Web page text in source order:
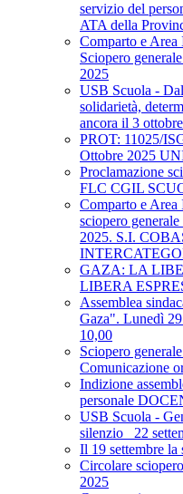
servizio del
ATA della
Comparto e Area
Sciopero
2025
USB Scuola -
solidarietà,
ancora il 3 ottobre
PROT: 11025/
Ottobre 2025
Proclamazione
FLC CGIL
Comparto e Area
sciopero
2025. S.I.
GAZA: LA
LIBERA
Assemblea
Gaza". Lunedì
10,00
Sciopero
Comunicazione
Indizione
personale
USB Scuola -
silenzio_ 22
Il 19 settembre la
Circolare
2025